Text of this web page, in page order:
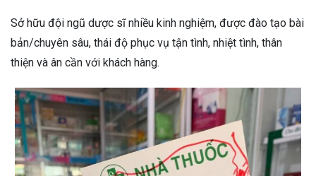
Sở hữu đội ngũ dược sĩ nhiều kinh nghiệm, được đào tạo bài
bản/chuyên sâu, thái độ phục vụ tận tình, nhiệt tình, thân
thiện và ân cần với khách hàng.